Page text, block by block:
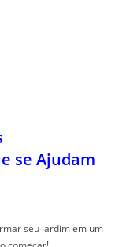
se Ajudam
seu jardim em um